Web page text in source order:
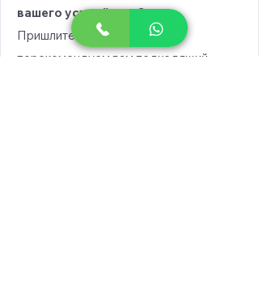
вашего устройства?
Пришлите модель, и мы
порекомендуем вам подходящий